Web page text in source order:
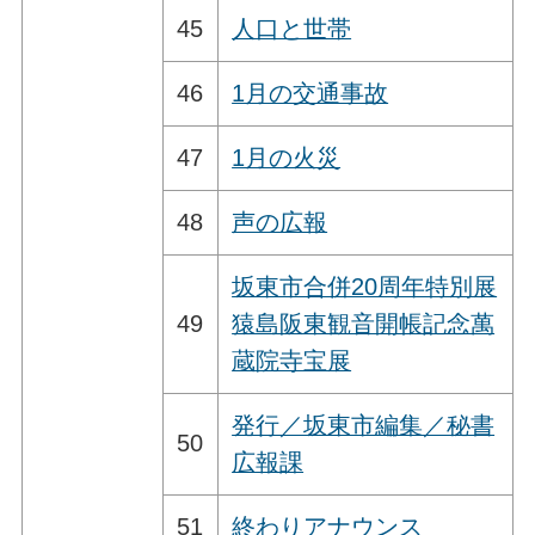
45 人口と世帯
46 1月の交通事故
47 1月の火災
48 声の広報
49
坂東市合併20周年特別展
猿島阪東観音開帳記念萬
蔵院寺宝展
50
発行／坂東市編集／秘書
広報課
51 終わりアナウンス